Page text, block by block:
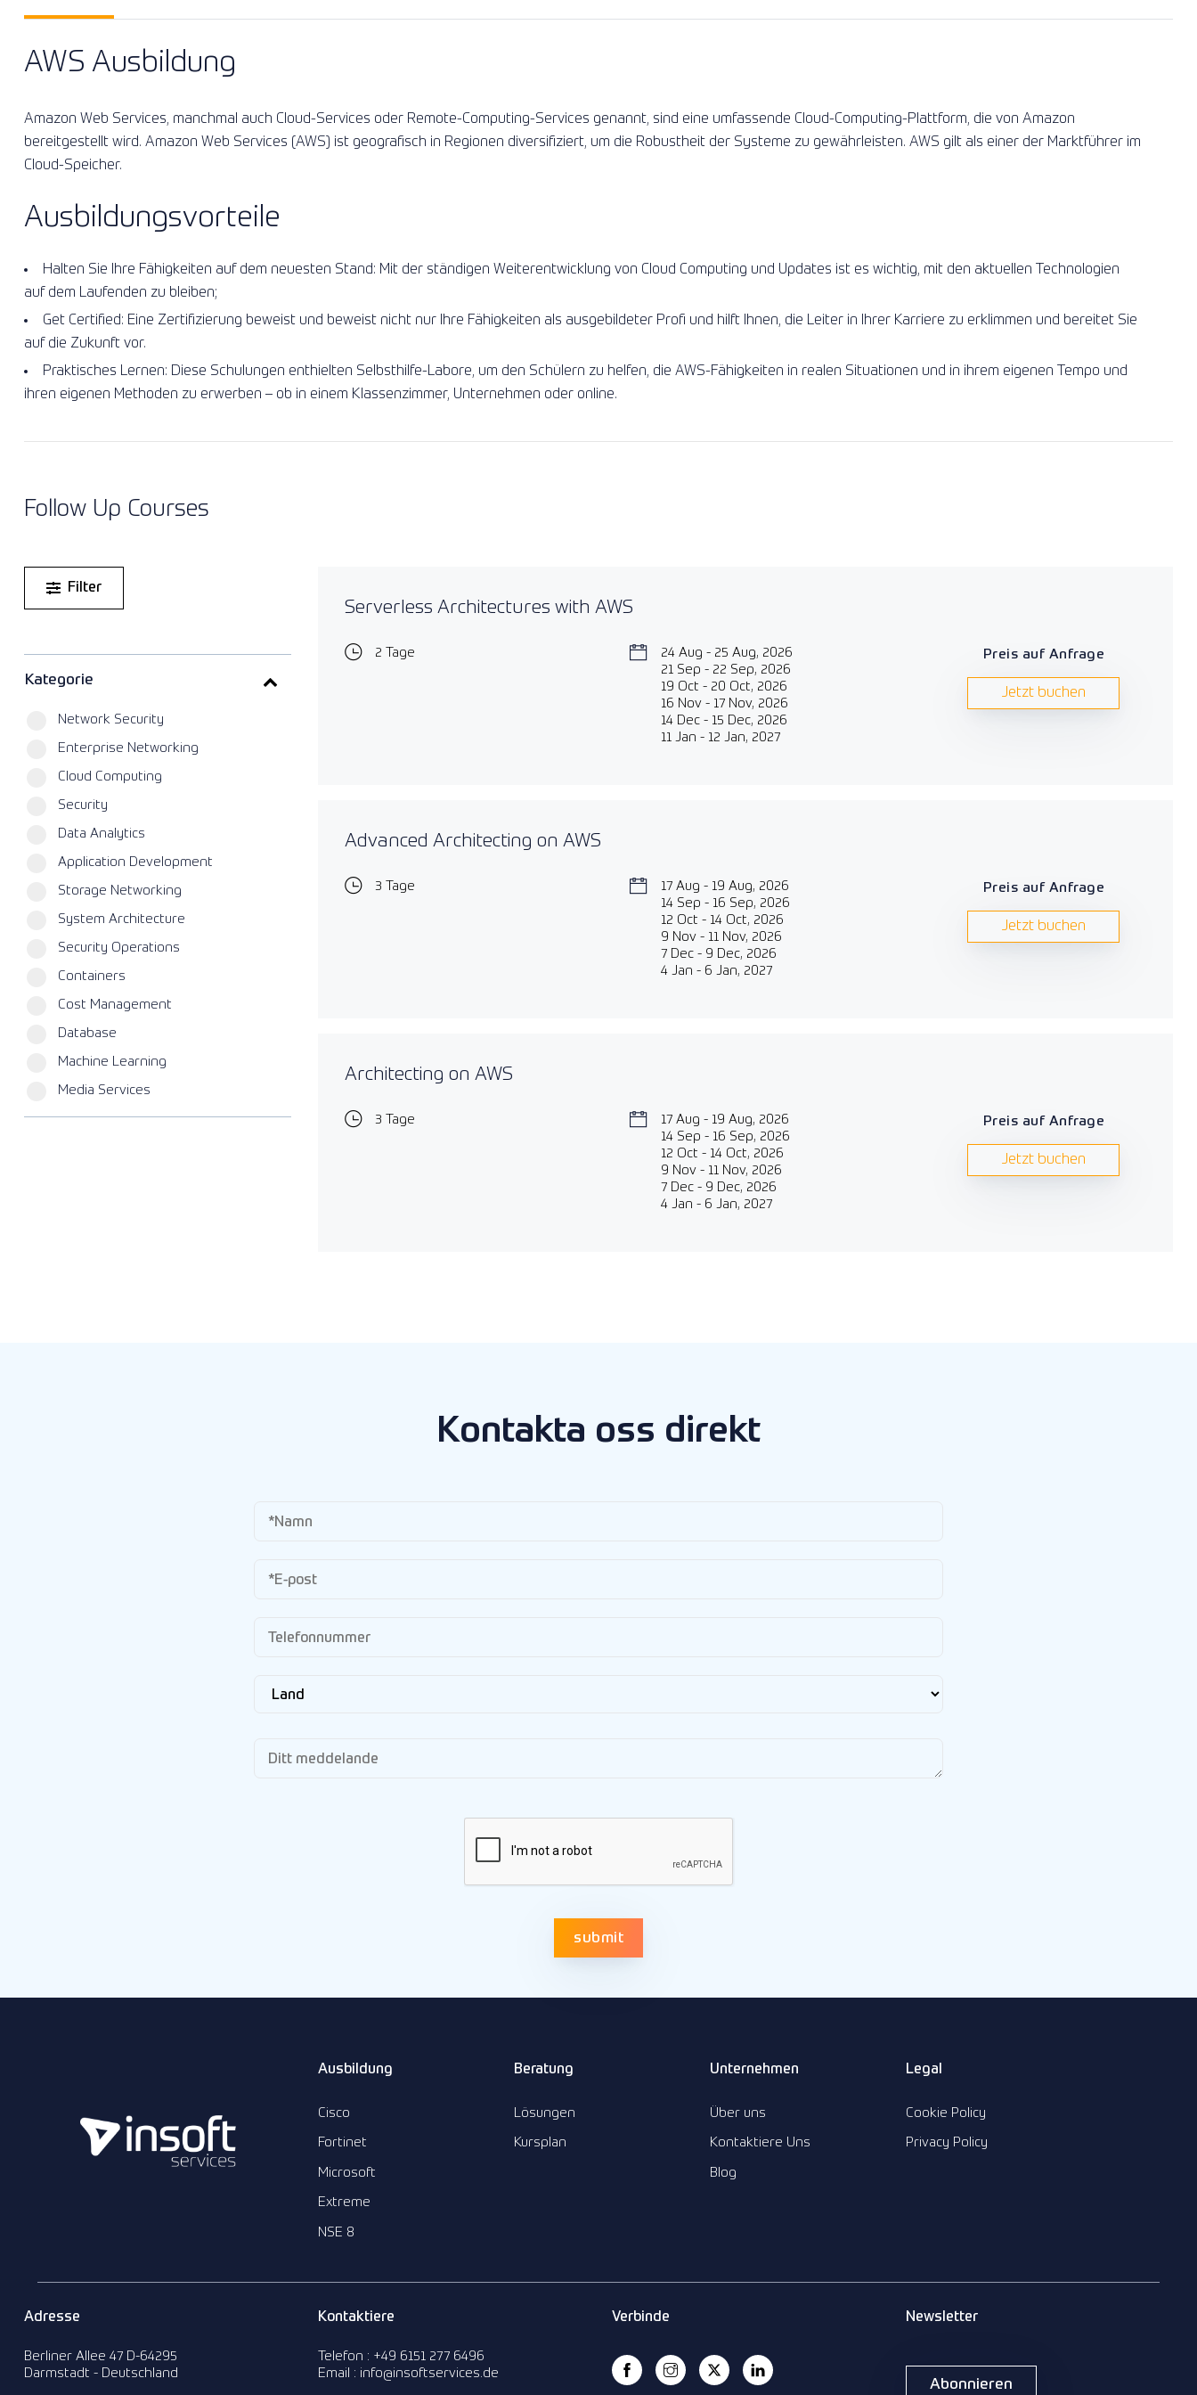
Lesen Sie mehr
Beratungspakete
Lesen Sie mehr
AWS Ausbildung
Amazon Web Services, manchmal auch Cloud-Services oder Remote-Computing-Services genannt, sind eine umfassende Cloud-Computing-Plattform, die von Amazon
bereitgestellt wird. Amazon Web Services (AWS) ist geografisch in Regionen diversifiziert, um die Robustheit der Systeme zu gewährleisten. AWS gilt als einer der Marktführer im
Cloud-Speicher.
Ausbildungsvorteile
Halten Sie Ihre Fähigkeiten auf dem neuesten Stand: Mit der ständigen Weiterentwicklung von Cloud Computing und Updates ist es wichtig, mit den aktuellen Technologien
auf dem Laufenden zu bleiben;
Get Certified: Eine Zertifizierung beweist und beweist nicht nur Ihre Fähigkeiten als ausgebildeter Profi und hilft Ihnen, die Leiter in Ihrer Karriere zu erklimmen und bereitet Sie
auf die Zukunft vor.
Praktisches Lernen: Diese Schulungen enthielten Selbsthilfe-Labore, um den Schülern zu helfen, die AWS-Fähigkeiten in realen Situationen und in ihrem eigenen Tempo und
ihren eigenen Methoden zu erwerben – ob in einem Klassenzimmer, Unternehmen oder online.
Follow Up Courses
Filter
Kategorie
Network Security
Enterprise Networking
Cloud Computing
Security
Data Analytics
Application Development
Storage Networking
System Architecture
Security Operations
Containers
Cost Management
Database
Machine Learning
Media Services
Serverless Architectures with AWS
2 Tage
24 Aug - 25 Aug, 2026
21 Sep - 22 Sep, 2026
19 Oct - 20 Oct, 2026
16 Nov - 17 Nov, 2026
14 Dec - 15 Dec, 2026
11 Jan - 12 Jan, 2027
Preis auf Anfrage
Jetzt buchen
Advanced Architecting on AWS
3 Tage
17 Aug - 19 Aug, 2026
14 Sep - 16 Sep, 2026
12 Oct - 14 Oct, 2026
9 Nov - 11 Nov, 2026
7 Dec - 9 Dec, 2026
4 Jan - 6 Jan, 2027
Preis auf Anfrage
Jetzt buchen
Architecting on AWS
3 Tage
17 Aug - 19 Aug, 2026
14 Sep - 16 Sep, 2026
12 Oct - 14 Oct, 2026
9 Nov - 11 Nov, 2026
7 Dec - 9 Dec, 2026
4 Jan - 6 Jan, 2027
Preis auf Anfrage
Jetzt buchen
Kontakta oss direkt
Ausbildung
Cisco
Fortinet
Microsoft
Extreme
NSE 8
Beratung
Lösungen
Kursplan
Unternehmen
Über uns
Kontaktiere Uns
Blog
Legal
Cookie Policy
Privacy Policy
Adresse
Berliner Allee 47 D-64295
Darmstadt - Deutschland
Kontaktiere
Telefon : +49 6151 277 6496
Email : info@insoftservices.de
Verbinde Newsletter
Abonnieren